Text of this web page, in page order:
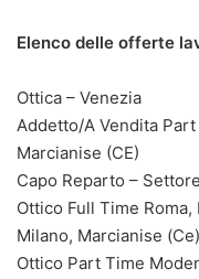
Elenco delle offerte
Ottica – Venezia
Addetto/A Vendita Part
Marcianise (CE)
Capo Reparto –
Ottico Full Time
Milano, Marcianise
Ottico Part Time